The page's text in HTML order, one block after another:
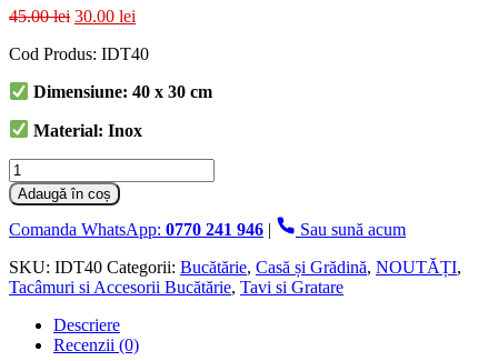
45.00lei Prețul
a
45.00 lei.
30.00 lei
este:
Cod Produs: IDT40
Dimensiune: 40 x 30 cm
Material: Inox
Cantitate
Tava
din
Inox,
x
30
Grunberg
Adaugă în coș
Comanda WhatsApp: 0770 241 946 |
Sau sună acum
SKU: IDT40 Categorii: Bucătărie, Casă și Grădină, NOUTĂȚI,
Tacâmuri si Accesorii Bucătărie, Tavi si Gratare
Descriere
Recenzii (0)